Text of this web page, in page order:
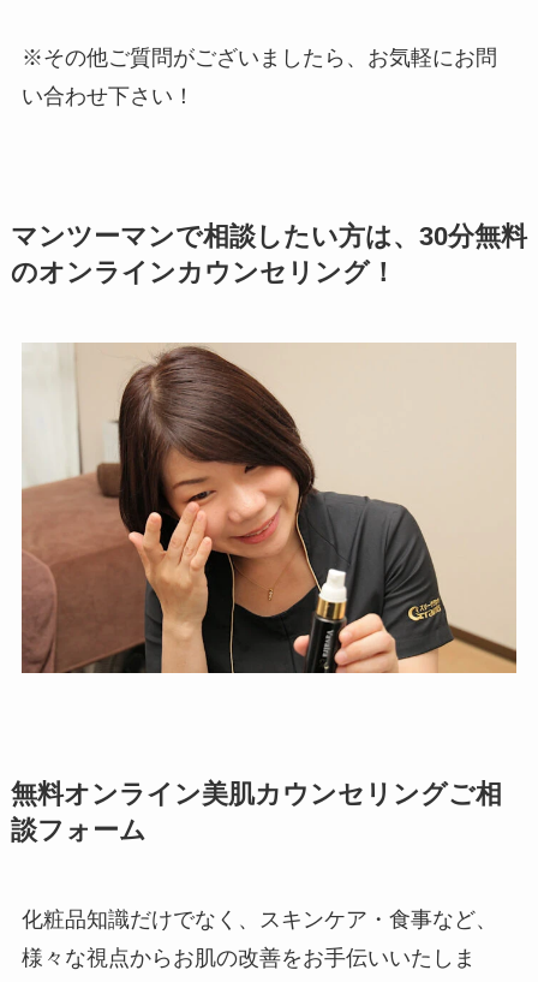
※その他ご質問がございましたら、お気軽にお問
い合わせ下さい！
マンツーマンで相談したい方は、30分無料
のオンラインカウンセリング！
無料オンライン美肌カウンセリングご相
談フォーム
化粧品知識だけでなく、スキンケア・食事など、
様々な視点からお肌の改善をお手伝いいたしま